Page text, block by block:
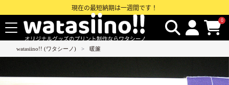
現在の最短納期は一週間です！
0
watasiino!! (ワタシーノ) 暖簾